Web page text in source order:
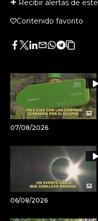
Recibir alertas de
Contenido favorito
Facebook
Twitter
LinkedIn
Enviar
Whatsapp
Telegram
Copiar
artículo
07/08/2026
06/08/2026